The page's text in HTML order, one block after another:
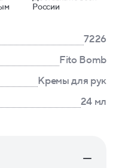
России
7226
Fito Bomb
Кремы для рук
24 мл